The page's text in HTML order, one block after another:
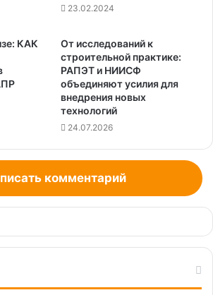
23.02.2024
КАК
От исследований к
строительной практике:
РАПЭТ и НИИСФ
объединяют усилия для
внедрения новых
технологий
24.07.2026
комментарий